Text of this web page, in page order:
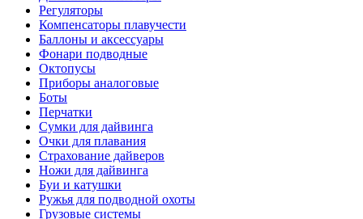
Регуляторы
Компенсаторы плавучести
Баллоны и аксессуары
Фонари подводные
Октопусы
Приборы аналоговые
Боты
Перчатки
Сумки для дайвинга
Очки для плавания
Страхование дайверов
Ножи для дайвинга
Буи и катушки
Ружья для подводной охоты
Грузовые системы